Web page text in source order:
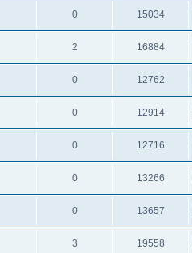
0 15034
2 16884
0 12762
0 12914
0 12716
0 13266
0 13657
3 19558